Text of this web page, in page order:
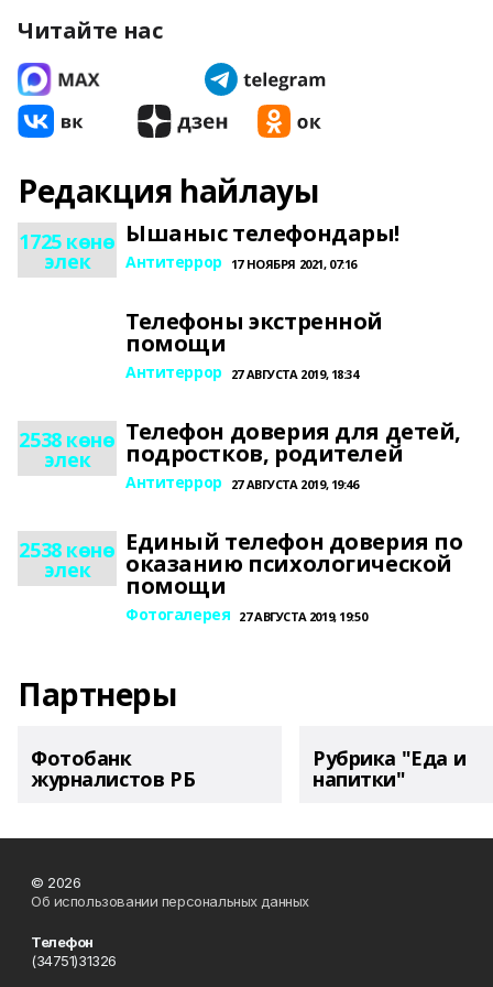
Читайте нас
Редакция һайлауы
1725 көнө
элек
Ышаныс телефондары!
Антитеррор 17 НОЯБРЯ 2021, 07:16
Телефоны экстренной
помощи
Антитеррор 27 АВГУСТА 2019, 18:34
2538 көнө
элек
Телефон доверия для детей,
подростков, родителей
Антитеррор 27 АВГУСТА 2019, 19:46
2538 көнө
элек
Единый телефон доверия по
оказанию психологической
помощи
Фотогалерея 27 АВГУСТА 2019, 19:50
Партнеры
Фотобанк
журналистов РБ
Рубрика "Еда и
напитки"
© 2026
Об использовании персональных данных
Телефон
(34751)31326